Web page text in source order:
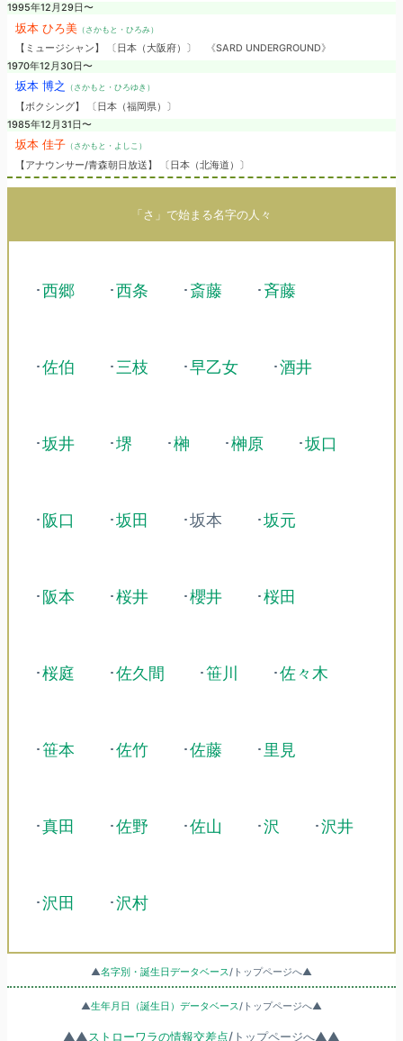
1995年12月29日〜
坂本 ひろ美（さかもと・ひろみ）
【ミュージシャン】 〔日本（大阪府）〕
《SARD UNDERGROUND》
1970年12月30日〜
坂本 博之 （さかもと・ひろゆき）
【ボクシング】 〔日本（福岡県）〕
1985年12月31日〜
坂本 佳子（さかもと・よしこ）
【アナウンサー/青森朝日放送】 〔日本（北海道）〕
「さ」で始まる名字の人々
･西郷 ･西条 ･斎藤 ･斉藤
･佐伯 ･三枝 ･早乙女 ･酒井
･坂井 ･堺 ･榊 ･榊原 ･坂口
･阪口 ･坂田 ･坂本 ･坂元
･阪本 ･桜井 ･櫻井 ･桜田
･桜庭 ･佐久間 ･笹川 ･佐々木
･笹本 ･佐竹 ･佐藤 ･ 里見
･真田 ･佐野 ･佐山 ･沢 ･沢井
･沢田 ･沢村
▲名字別・誕生日データベース/トップページへ▲
▲生年月日（誕生日）データベース/トップページへ▲
▲▲ストローワラの情報交差点/トップページへ▲▲